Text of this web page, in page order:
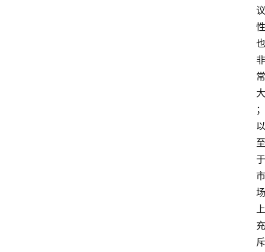
议
性
也
非
常
大
；
以
至
于
市
场
上
充
斥